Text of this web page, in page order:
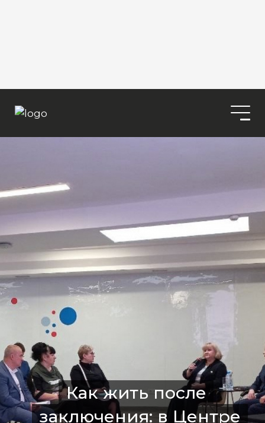
Как жить после
заключения: в Центре